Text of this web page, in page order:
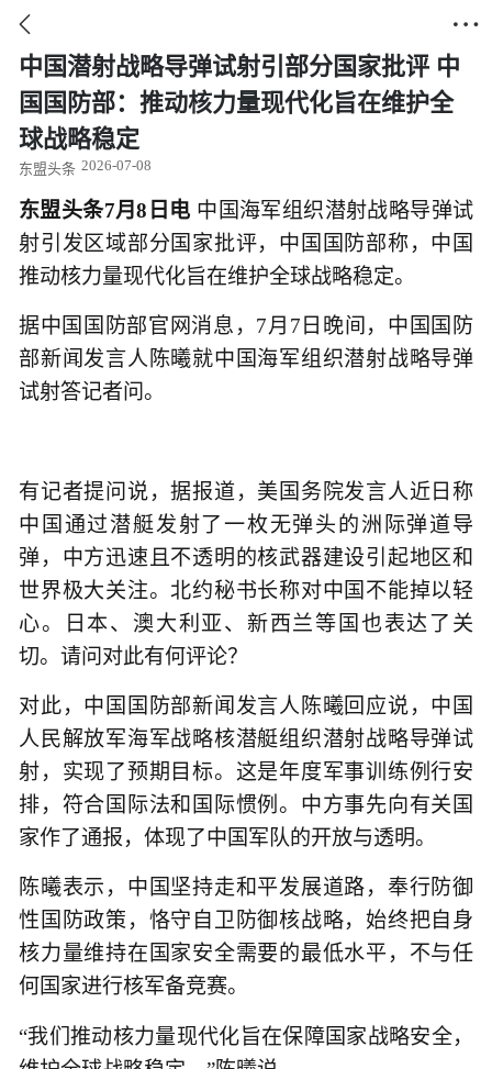
 
中国潜射战略导弹试射引部分国家批评 中
国国防部：推动核力量现代化旨在维护全
球战略稳定
东盟头条 2026-07-08
东盟头条7月8日电 中国海军组织潜射战略导弹试
射引发区域部分国家批评，中国国防部称，中国
推动核力量现代化旨在维护全球战略稳定。
据中国国防部官网消息，7月7日晚间，中国国防
部新闻发言人陈曦就中国海军组织潜射战略导弹
试射答记者问。
有记者提问说，据报道，美国务院发言人近日称
中国通过潜艇发射了一枚无弹头的洲际弹道导
弹，中方迅速且不透明的核武器建设引起地区和
世界极大关注。北约秘书长称对中国不能掉以轻
心。日本、澳大利亚、新西兰等国也表达了关
切。请问对此有何评论？
对此，中国国防部新闻发言人陈曦回应说，中国
人民解放军海军战略核潜艇组织潜射战略导弹试
射，实现了预期目标。这是年度军事训练例行安
排，符合国际法和国际惯例。中方事先向有关国
家作了通报，体现了中国军队的开放与透明。
陈曦表示，中国坚持走和平发展道路，奉行防御
性国防政策，恪守自卫防御核战略，始终把自身
核力量维持在国家安全需要的最低水平，不与任
何国家进行核军备竞赛。
“我们推动核力量现代化旨在保障国家战略安全，